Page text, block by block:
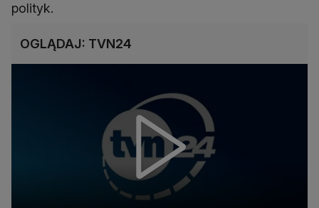
polityk.
OGLĄDAJ: TVN24